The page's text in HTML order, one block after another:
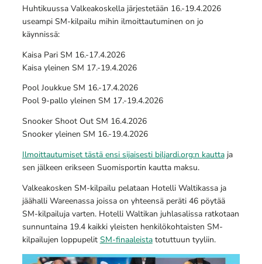
Huhtikuussa Valkeakoskella järjestetään 16.-19.4.2026
useampi SM-kilpailu mihin ilmoittautuminen on jo
käynnissä:
Kaisa Pari SM 16.-17.4.2026
Kaisa yleinen SM 17.-19.4.2026
Pool Joukkue SM 16.-17.4.2026
Pool 9-pallo yleinen SM 17.-19.4.2026
Snooker Shoot Out SM 16.4.2026
Snooker yleinen SM 16.-19.4.2026
Ilmoittautumiset tästä ensi sijaisesti biljardi.org:n kauttaja
sen jälkeen erikseen Suomisportin kautta maksu.
Valkeakosken SM-kilpailu pelataan Hotelli Waltikassa ja
jäähalli Wareenassa joissa on yhteensä peräti 46 pöytää
SM-kilpailuja varten. Hotelli Waltikan juhlasalissa ratkotaan
sunnuntaina 19.4 kaikki yleisten henkilökohtaisten SM-
kilpailujen loppupelit SM-finaaleistatotuttuun tyyliin.